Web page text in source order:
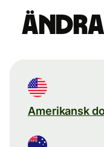
Amerikansk